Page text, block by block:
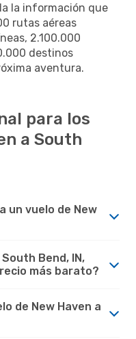
la información que
rutas aéreas
2.100.000
destinos
aventura.
para los
a South
un vuelo de New
Bend, IN,
más barato?
de New Haven a